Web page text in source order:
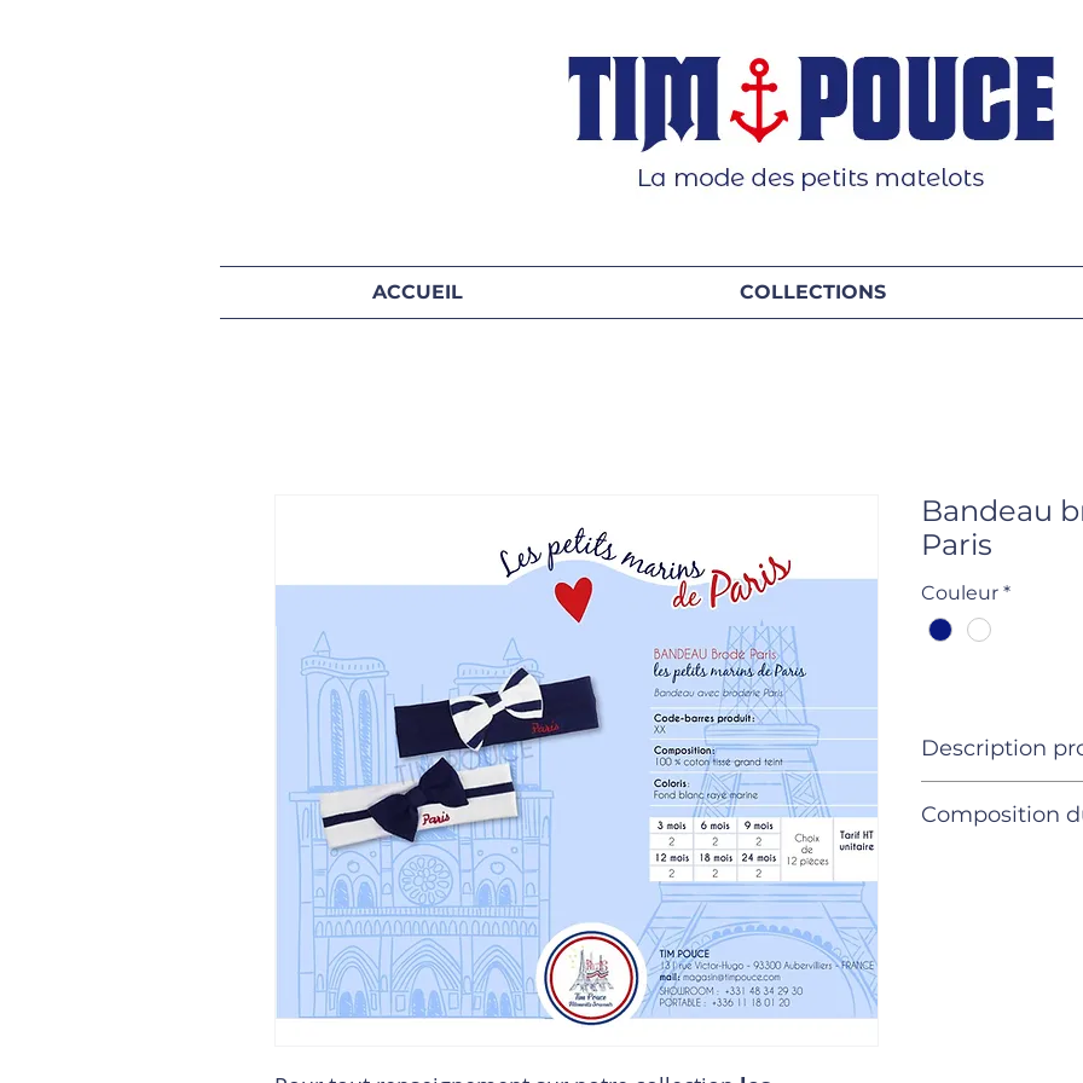
ACCUEIL COLLECTIONS
Bandeau
Paris
Couleur *
Description
Produits
Composition